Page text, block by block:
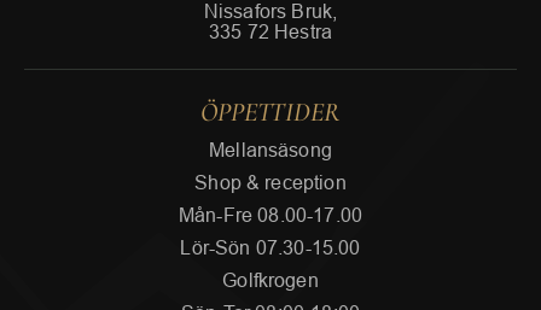
Nissafors Bruk,
335 72 Hestra
ÖPPETTIDER
Mellansäsong
Shop & reception
Mån-Fre 08.00-17.00
Lör-Sön 07.30-15.00
Golfkrogen